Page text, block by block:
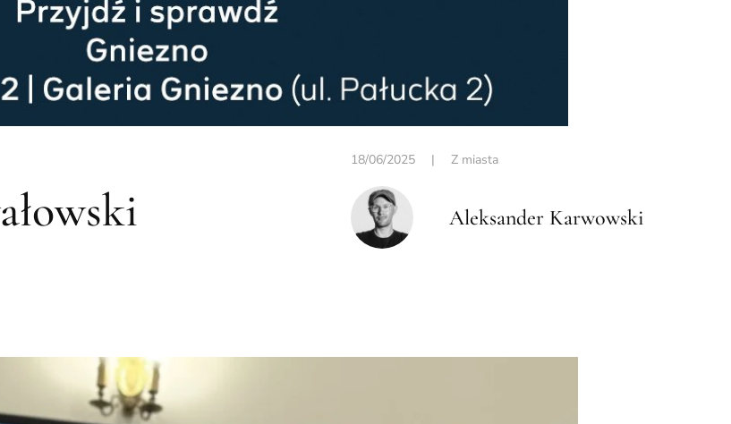
18/06/2025| Z miasta
Aleksander Karwowski